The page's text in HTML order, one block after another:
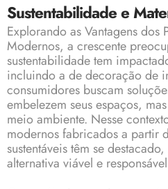
Sustentabilidade e
Explorando as Vantagens dos
Modernos, a crescente
sustentabilidade tem
incluindo a de decoração de
consumidores buscam
embelezem seus espaços,
meio ambiente. Nesse
modernos fabricados a partir
sustentáveis têm se
alternativa viável e